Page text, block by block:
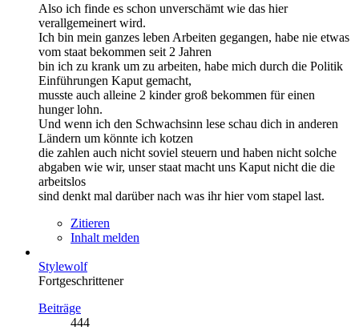
Also ich finde es schon unverschämt wie das hier
verallgemeinert wird.
Ich bin mein ganzes leben Arbeiten gegangen, habe nie etwas
vom staat bekommen seit 2 Jahren
bin ich zu krank um zu arbeiten, habe mich durch die Politik
Einführungen Kaput gemacht,
musste auch alleine 2 kinder groß bekommen für einen
hunger lohn.
Und wenn ich den Schwachsinn lese schau dich in anderen
Ländern um könnte ich kotzen
die zahlen auch nicht soviel steuern und haben nicht solche
abgaben wie wir, unser staat macht uns Kaput nicht die die
arbeitslos
sind denkt mal darüber nach was ihr hier vom stapel last.
Zitieren
Inhalt melden
Stylewolf
Fortgeschrittener
Beiträge
444